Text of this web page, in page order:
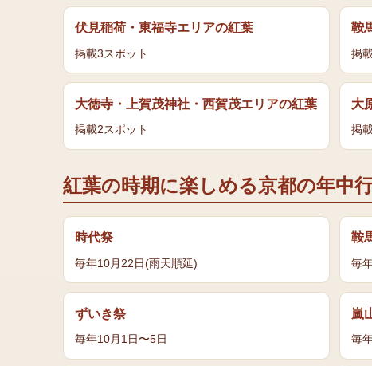
伏見稲荷・東福寺エリアの紅葉
掲載3スポット
鞍
掲
大徳寺・上賀茂神社・西賀茂エリアの紅葉
掲載2スポット
大
掲
紅葉の時期に楽しめる京都の年中
時代祭
毎年10月22日(雨天順延)
鞍
毎
ずいき祭
毎年10月1日〜5日
嵐
毎